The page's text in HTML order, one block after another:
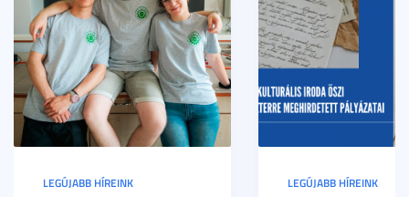
LEGÚJABB HÍREINK LEGÚJABB HÍREINK